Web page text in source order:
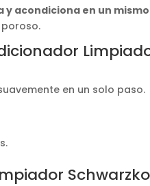
acondiciona en un
en un solo paso.